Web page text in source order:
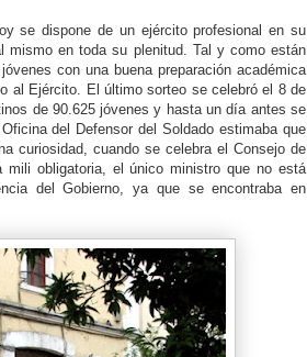
se dispone de un ejército profesional en su
mismo en toda su plenitud. Tal y como están
con una buena preparación académica
al Ejército. El último sorteo se celebró el 8 de
de 90.625 jóvenes y hasta un día antes se
del Defensor del Soldado estimaba que
curiosidad, cuando se celebra el Consejo de
obligatoria, el único ministro que no está
del Gobierno, ya que se encontraba en